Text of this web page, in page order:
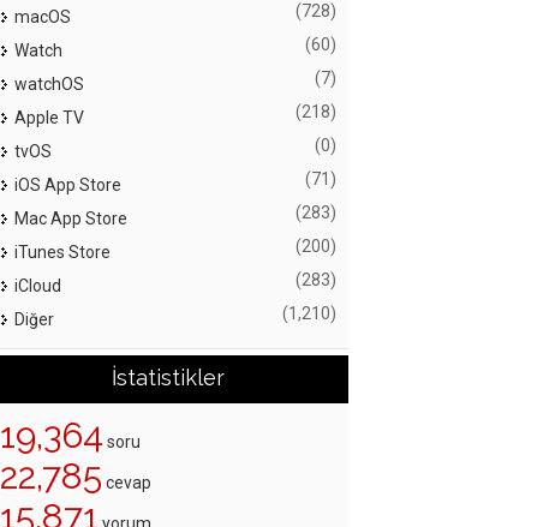
macOS (728)
Watch (60)
watchOS (7)
Apple TV (218)
tvOS (0)
iOS App Store (71)
Mac App Store (283)
iTunes Store (200)
iCloud (283)
Diğer (1,210)
İstatistikler
19,364 soru
22,785 cevap
15,871